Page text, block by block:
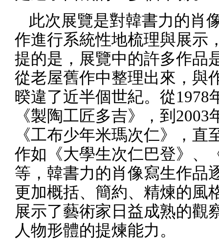
此次展覽是對韓書力的肖
作進行系統性地梳理與展示
提的是，展覽中的許多作品
從老屋舊作中整理出來，與
暌違了近半個世紀。從1978
《製陶工匠多吉》，到 2003
《工布少年米瑪次仁》，直
作如《大學生次仁巴登》、
等，韓書力的肖像寫生作品
更加概括、簡約、精煉的風
展示了藝術家日益成熟的觀
人物形體的提煉能力。